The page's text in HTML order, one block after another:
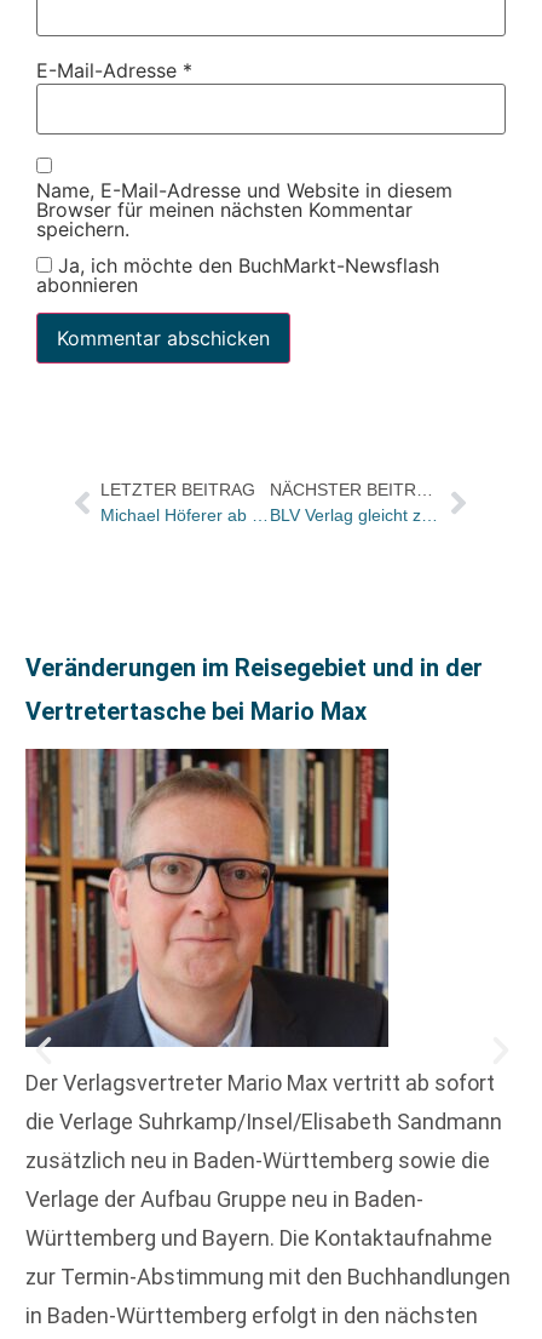
E-Mail-Adresse *
Name, E-Mail-Adresse und Website in diesem
Browser für meinen nächsten Kommentar
speichern.
Ja, ich möchte den BuchMarkt-Newsflash
abonnieren
LETZTER BEITRAG
Veränderungen im Reisegebiet und in der
Vertretertasche bei Mario Max
Der Verlagsvertreter Mario Max vertritt ab sofort
die Verlage Suhrkamp/Insel/Elisabeth Sandmann
zusätzlich neu in Baden-Württemberg sowie die
Verlage der Aufbau Gruppe neu in Baden-
Württemberg und Bayern. Die Kontaktaufnahme
zur Termin-Abstimmung mit den Buchhandlungen
in Baden-Württemberg erfolgt in den nächsten